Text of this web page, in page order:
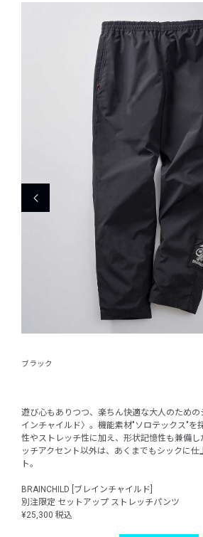
ブラック
遊び心もありつつ、楽ちん快適な大人のため
インチャイルド〉。機能素材"ソロテックス"を
性やストレッチ性に加え、形状記憶性も兼備
ッチアクセント以外は、あくまでもシックに
ト。
BRAINCHILD [ブレインチャイルド]
別注限定 セットアップ ストレッチパンツ
¥25,300 税込